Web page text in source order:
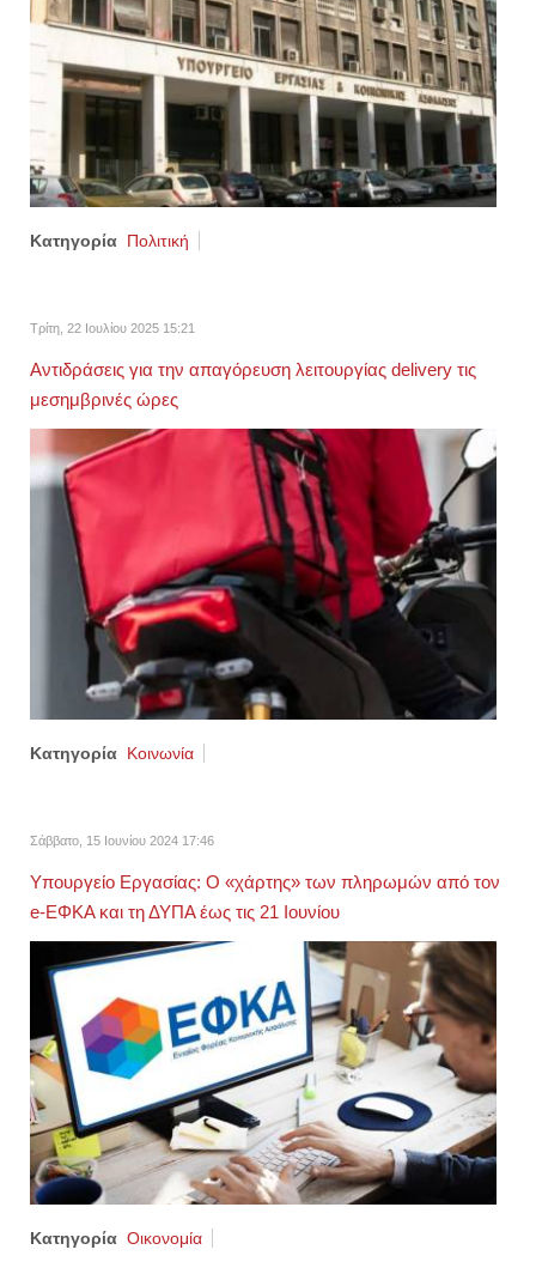
Κατηγορία Πολιτική
Τρίτη, 22 Ιουλίου 2025 15:21
Αντιδράσεις για την απαγόρευση λειτουργίας delivery τις
μεσημβρινές ώρες
Κατηγορία Κοινωνία
Σάββατο, 15 Ιουνίου 2024 17:46
Υπουργείο Εργασίας: Ο «χάρτης» των πληρωμών από τον
e-ΕΦΚΑ και τη ΔΥΠΑ έως τις 21 Ιουνίου
Κατηγορία Οικονομία